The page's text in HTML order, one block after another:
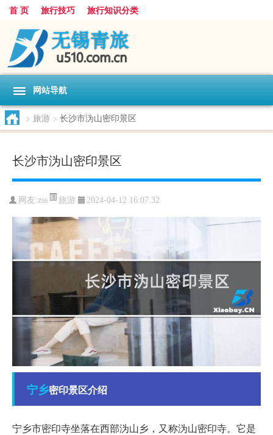
首 页 旅行技巧 旅行知识分类
网站导航
> 旅游 > 长沙市沩山密印景区
长沙市沩山密印景区
网友:zss 旅游 2024-04-12 16:07:32
宁乡密印景区介绍
宁乡市密印寺坐落在西部沩山乡，又称沩山密印寺。它是